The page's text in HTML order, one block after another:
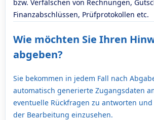
bzw. Verfälschen von Rechnungen,
Finanzabschlüssen, Prüfprotokollen etc.
Wie möchten Sie Ihren
abgeben?
Sie bekommen in jedem Fall nach
automatisch generierte Zugangsdaten
eventuelle Rückfragen zu antworten
der Bearbeitung einzusehen.